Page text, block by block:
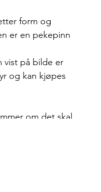
form og
er en pekepinn
vist på bilde er
og kan kjøpes
om det skal